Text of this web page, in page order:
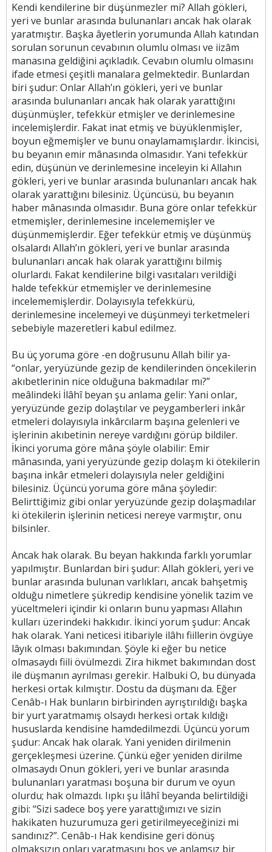
Kendi kendilerine bir düşünmezler mi? Allah gökleri,
yeri ve bunlar arasında bulunanları ancak hak olarak
yaratmıştır. Başka âyetlerin yorumunda Allah katından
sorulan sorunun cevabının olumlu olması ve iizâm
manasına geldiğini açıkladık. Cevabın olumlu olmasını
ifade etmesi çeşitli manalara gelmektedir. Bunlardan
biri şudur: Onlar Allah’ın gökleri, yeri ve bunlar
arasında bulunanları ancak hak olarak yarattığını
düşünmüşler, tefekkür etmişler ve derinlemesine
incelemişlerdir. Fakat inat etmiş ve büyüklenmişler,
boyun eğmemişler ve bunu onaylamamışlardır. İkincisi,
bu beyanın emir mânasında olmasıdır. Yani tefekkür
edin, düşünün ve derinlemesine inceleyin ki Allahın
gökleri, yeri ve bunlar arasında bulunanları ancak hak
olarak yarattığını bilesiniz. Üçüncüsü, bu beyanın
haber mânasında olmasıdır. Buna göre onlar tefekkür
etmemişler, derinlemesine incelememişler ve
düşünmemişlerdir. Eğer tefekkür etmiş ve düşünmüş
olsalardı Allah’ın gökleri, yeri ve bunlar arasında
bulunanları ancak hak olarak yarattığını bilmiş
olurlardı. Fakat kendilerine bilgi vasıtaları verildiği
halde tefekkür etmemişler ve derinlemesine
incelememişlerdir. Dolayısıyla tefekkürü,
derinlemesine incelemeyi ve düşünmeyi terketmeleri
sebebiyle mazeretleri kabul edilmez.
Bu üç yoruma göre -en doğrusunu Allah bilir ya-
“onlar, yeryüzünde gezip de kendilerinden öncekilerin
akıbetlerinin nice olduğuna bakmadılar mı?”
meâlindeki İlâhî beyan şu anlama gelir: Yani onlar,
yeryüzünde gezip dolaştılar ve peygamberleri inkâr
etmeleri dolayısıyla inkârcılarm başına gelenleri ve
işlerinin akıbetinin nereye vardığını görüp bildiler.
İkinci yoruma göre mâna şöyle olabilir: Emir
mânasında, yani yeryüzünde gezip dolaşm ki ötekilerin
başına inkâr etmeleri dolayısıyla neler geldiğini
bilesiniz. Üçüncü yoruma göre mâna şöyledir:
Belirttiğimiz gibi onlar yeryüzünde gezip dolaşmadılar
ki ötekilerin işlerinin neticesi nereye varmıştır, onu
bilsinler.
Ancak hak olarak. Bu beyan hakkında farklı yorumlar
yapılmıştır. Bunlardan biri şudur: Allah gökleri, yeri ve
bunlar arasında bulunan varlıkları, ancak bahşetmiş
olduğu nimetlere şükredip kendisine yönelik tazim ve
yüceltmeleri içindir ki onların bunu yapması Allahın
kulları üzerindeki hakkıdır. İkinci yorum şudur: Ancak
hak olarak. Yani neticesi itibariyle ilâhı fiillerin övgüye
lâyık olması bakımından. Şöyle ki eğer bu netice
olmasaydı fiili övülmezdi. Zira hikmet bakımından dost
ile düşmanın ayrılması gerekir. Halbuki O, bu dünyada
herkesi ortak kılmıştır. Dostu da düşmanı da. Eğer
Cenâb-ı Hak bunların birbirinden ayrıştırıldığı başka
bir yurt yaratmamış olsaydı herkesi ortak kıldığı
hususlarda kendisine hamdedilmezdi. Üçüncü yorum
şudur: Ancak hak olarak. Yani yeniden dirilmenin
gerçekleşmesi üzerine. Çünkü eğer yeniden dirilme
olmasaydı Onun gökleri, yeri ve bunlar arasında
bulunanları yaratması boşuna bir durum ve oyun
olurdu; hak olmazdı. Iıpkı şu İlâhî beyanda belirtildiği
gibi: “Sizi sadece boş yere yarattığımızı ve sizin
hakikaten huzurumuza geri getirilmeyeceğinizi mi
sandınız?”. Cenâb-ı Hak kendisine geri dönüş
olmaksızın onları yaratmasını boş ve anlamsız bir